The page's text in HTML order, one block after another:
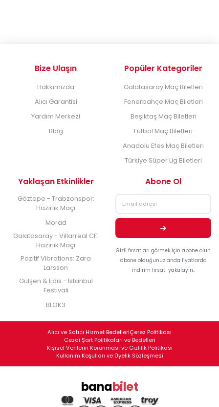
Bize Ulaşın
Hakkımızda
Alıcı Garantisi
Yardım Merkezi
Blog
Popüler Kategoriler
Galatasaray Maç Biletleri
Fenerbahçe Maç Biletleri
Beşiktaş Maç Biletleri
Futbol Maç Biletleri
Anadolu Efes Maç Biletleri
Türkiye Süper Lig Biletleri
Yaklaşan Etkinlikler
Göztepe - Trabzonspor:
Hazırlık Maçı
Morad
Galatasaray - Villarreal CF:
Hazırlık Maçı
Pozitif Vibrations: Zara
Larsson
Gülşen & Edis - İstanbul
Festivali
BLOK3
Abone Ol
Gizli fırsatları görmek için abone olun
abone olduğunuz anda fiyatlarda
indirim fırsatı yakalayın..
Alıcı ve Satıcı Hizmet BedelleriÇerez Politikası
Cezai Şart Politikaları ve Bedelleri
Kişisel Verilerin Korunması ve Gizlilik Politikası
Kullanım Koşulları ve Üyelik Sözleşmesi
banabilet